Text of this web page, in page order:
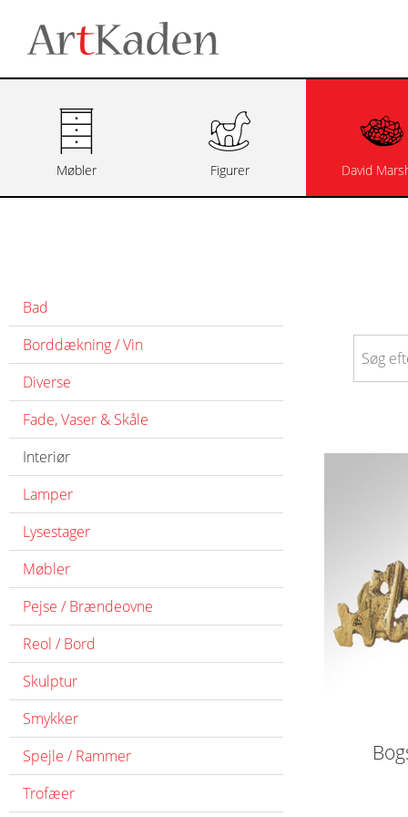
Møbler Figurer David
Bad
Borddækning / Vin
Diverse
Fade, Vaser & Skåle
Interiør
Lamper
Lysestager
Møbler
Pejse / Brændeovne
Reol / Bord
Skulptur
Smykker
Spejle / Rammer
Trofæer